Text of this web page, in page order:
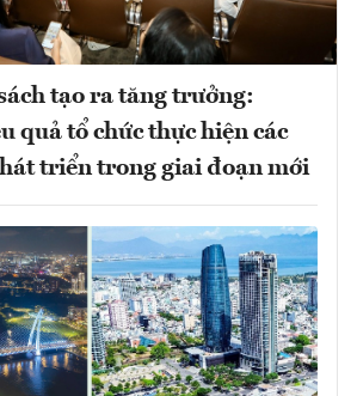
tạo ra tăng trưởng:
quả tổ chức thực hiện các
triển trong giai đoạn mới